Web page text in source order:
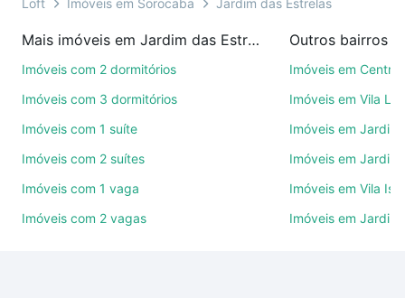
de imóveis.
ruas, bairros e até condomínios favoritos. Você
também pode usar os filtros como quantidade de
quartos, suítes, com ou sem vaga de garagem para
comodidades, como piscina, academia, salão de
Loft Imóveis em Sorocaba Jardim das Estrelas
Mais imóveis em Jardim das Estrelas
Imóveis com 2 dormitórios
Imóveis com 3 dormitórios
Imóveis com 1 suíte
Imóveis com 2 suítes
Imóveis com 1 vaga
Imóveis com 2 vagas
Outros bairros
Imóveis em Centro
Imóveis em Vila
Imóveis em Jardim
Imóveis em Jardim
Imóveis em Vila
Imóveis em Jardim